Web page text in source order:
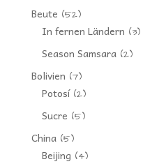
Beute (52)
In fernen Ländern (3)
Season Samsara(2)
Bolivien (7)
Potosí(2)
Sucre (5)
China(5)
Beijing (4)